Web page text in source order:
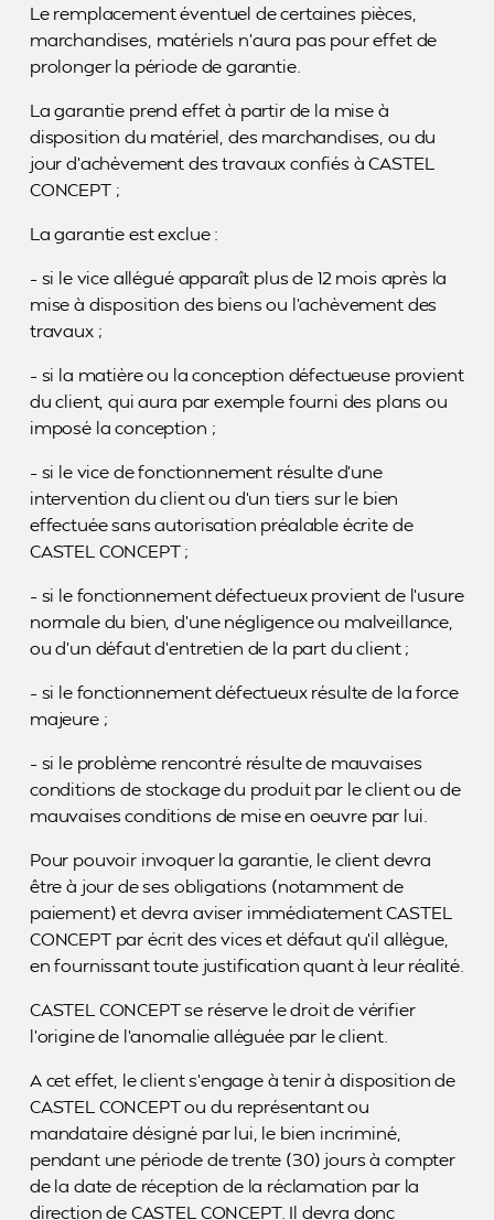
Le remplacement éventuel de certaines pièces,
marchandises, matériels n’aura pas pour effet de
prolonger la période de garantie.
La garantie prend effet à partir de la mise à
disposition du matériel, des marchandises, ou du
jour d’achèvement des travaux confiés à CASTEL
CONCEPT ;
La garantie est exclue :
– si le vice allégué apparaît plus de 12 mois après la
mise à disposition des biens ou l’achèvement des
travaux ;
– si la matière ou la conception défectueuse provient
du client, qui aura par exemple fourni des plans ou
imposé la conception ;
– si le vice de fonctionnement résulte d’une
intervention du client ou d’un tiers sur le bien
effectuée sans autorisation préalable écrite de
CASTEL CONCEPT ;
– si le fonctionnement défectueux provient de l’usure
normale du bien, d’une négligence ou malveillance,
ou d’un défaut d’entretien de la part du client ;
– si le fonctionnement défectueux résulte de la force
majeure ;
– si le problème rencontré résulte de mauvaises
conditions de stockage du produit par le client ou de
mauvaises conditions de mise en oeuvre par lui.
Pour pouvoir invoquer la garantie, le client devra
être à jour de ses obligations (notamment de
paiement) et devra aviser immédiatement CASTEL
CONCEPT par écrit des vices et défaut qu’il allègue,
en fournissant toute justification quant à leur réalité.
CASTEL CONCEPT se réserve le droit de vérifier
l’origine de l’anomalie alléguée par le client.
A cet effet, le client s’engage à tenir à disposition de
CASTEL CONCEPT ou du représentant ou
mandataire désigné par lui, le bien incriminé,
pendant une période de trente (30) jours à compter
de la date de réception de la réclamation par la
direction de CASTEL CONCEPT. Il devra donc